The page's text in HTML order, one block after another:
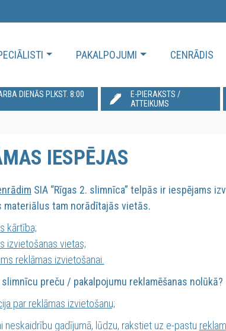
PAKALPOJUMI CENRĀDIS
DIENĀS PLKST. 8:00
E-PIERAKSTS /
ATTEIKUMS
IESPĒJAS
SIA “Rīgas 2. slimnīca” telpās ir iespējams
materiālus tam norādītajās vietās.
kārtība;
izvietošanas vietas;
reklāmas izvietošanai.
slimnīcu preču / pakalpojumu reklamēšanas nolūkā?
par reklāmas izvietošanu;
neskaidrību gadījumā, lūdzu, rakstiet uz e-pastu